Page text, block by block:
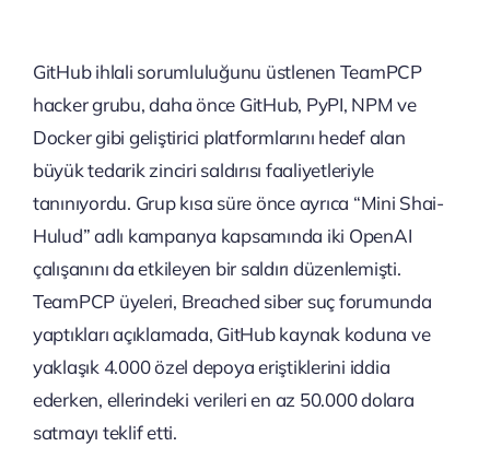
GitHub ihlali sorumluluğunu üstlenen TeamPCP
hacker grubu, daha önce GitHub, PyPI, NPM ve
Docker gibi geliştirici platformlarını hedef alan
büyük tedarik zinciri saldırısı faaliyetleriyle
tanınıyordu. Grup kısa süre önce ayrıca “Mini Shai-
Hulud” adlı kampanya kapsamında iki OpenAI
çalışanını da etkileyen bir saldırı düzenlemişti.
TeamPCP üyeleri, Breached siber suç forumunda
yaptıkları açıklamada, GitHub kaynak koduna ve
yaklaşık 4.000 özel depoya eriştiklerini iddia
ederken, ellerindeki verileri en az 50.000 dolara
satmayı teklif etti.